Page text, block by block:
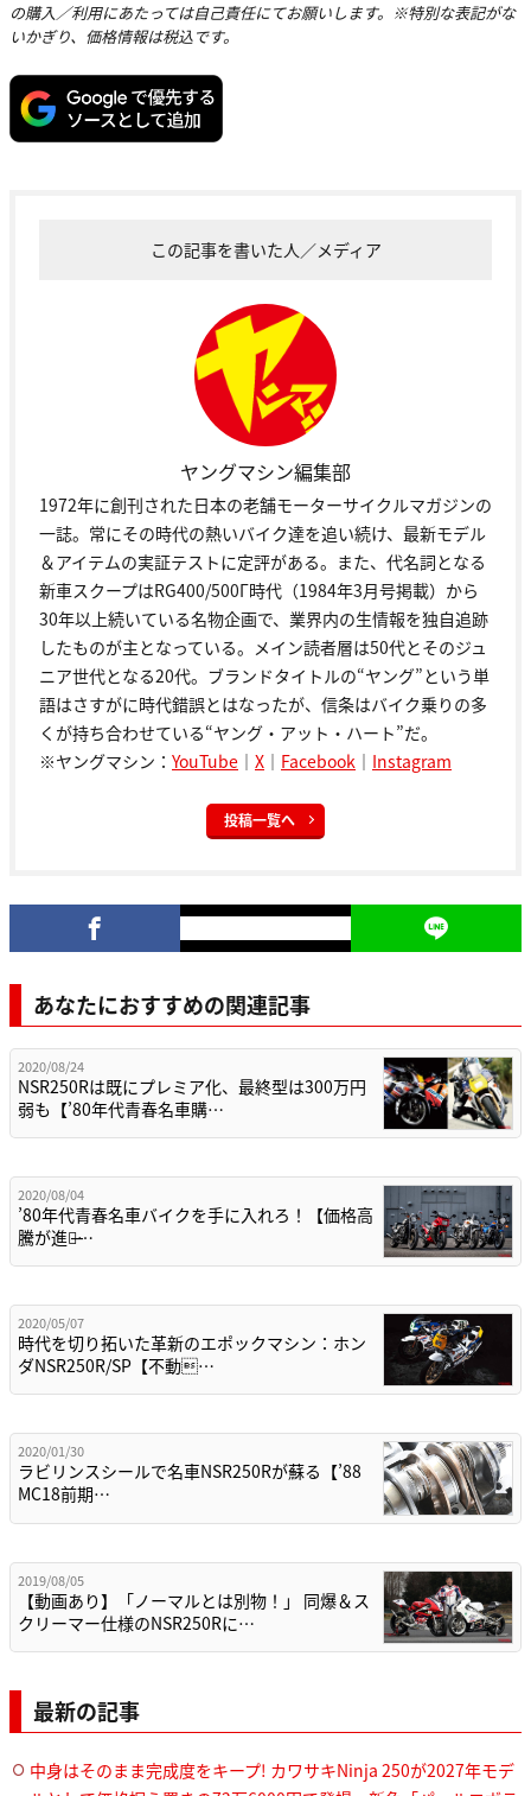
の購入／利用にあたっては自己責任にてお願いします。※特別な表記がな
いかぎり、価格情報は税込です。
この記事を書いた人／メディア
ヤングマシン編集部
1972年に創刊された日本の老舗モーターサイクルマガジンの
一誌。常にその時代の熱いバイク達を追い続け、最新モデル
＆アイテムの実証テストに定評がある。また、代名詞となる
新車スクープはRG400/500Γ時代（1984年3月号掲載）から
30年以上続いている名物企画で、業界内の生情報を独自追跡
したものが主となっている。メイン読者層は50代とそのジュ
ニア世代となる20代。ブランドタイトルの“ヤング”という単
語はさすがに時代錯誤とはなったが、信条はバイク乗りの多
くが持ち合わせている“ヤング・アット・ハート”だ。
※ヤングマシン： YouTube ｜ X ｜ Facebook ｜ Instagram
投稿一覧へ
あなたにおすすめの関連記事
2020/08/24
NSR250Rは既にプレミア化、最終型は300万円
弱も【’80年代青春名車購…
2020/08/04
’80年代青春名車バイクを手に入れろ！【価格高
騰が進み̶…
2020/05/07
時代を切り拓いた革新のエポックマシン：ホン
ダNSR250R/SP【不動…
2020/01/30
ラビリンスシールで名車NSR250Rが蘇る【’88
MC18前期…
2019/08/05
【動画あり】「ノーマルとは別物！」 同爆＆ス
クリーマー仕様のNSR250Rに…
最新の記事
中身はそのまま完成度をキープ! カワサキNinja 250が2027年モデ